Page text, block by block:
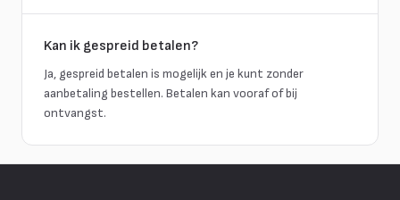
Kan ik gespreid betalen?
Ja, gespreid betalen is mogelijk en je kunt zonder
aanbetaling bestellen. Betalen kan vooraf of bij
ontvangst.